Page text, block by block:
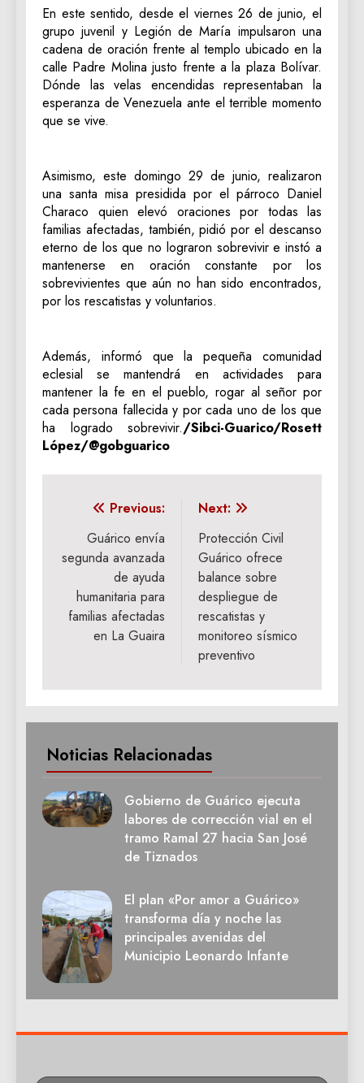
En este sentido, desde el viernes 26 de junio, el
grupo juvenil y Legión de María impulsaron una
cadena de oración frente al templo ubicado en la
calle Padre Molina justo frente a la plaza Bolívar.
Dónde las velas encendidas representaban la
esperanza de Venezuela ante el terrible momento
que se vive.
Asimismo, este domingo 29 de junio, realizaron
una santa misa presidida por el párroco Daniel
Characo quien elevó oraciones por todas las
familias afectadas, también, pidió por el descanso
eterno de los que no lograron sobrevivir e instó a
mantenerse en oración constante por los
sobrevivientes que aún no han sido encontrados,
por los rescatistas y voluntarios.
Además, informó que la pequeña comunidad
eclesial se mantendrá en actividades para
mantener la fe en el pueblo, rogar al señor por
cada persona fallecida y por cada uno de los que
ha logrado sobrevivir./Sibci-Guarico/Rosett
López/@gobguarico
Navegación
entradas
Previous:
Guárico envía
segunda avanzada
de ayuda
humanitaria para
familias afectadas
en La Guaira
Next:
Protección Civil
Guárico ofrece
balance sobre
despliegue de
rescatistas y
monitoreo sísmico
preventivo
Noticias Relacionadas
Gobierno de Guárico ejecuta
labores de corrección vial en el
tramo Ramal 27 hacia San José
de Tiznados
El plan «Por amor a Guárico»
transforma día y noche las
principales avenidas del
Municipio Leonardo Infante